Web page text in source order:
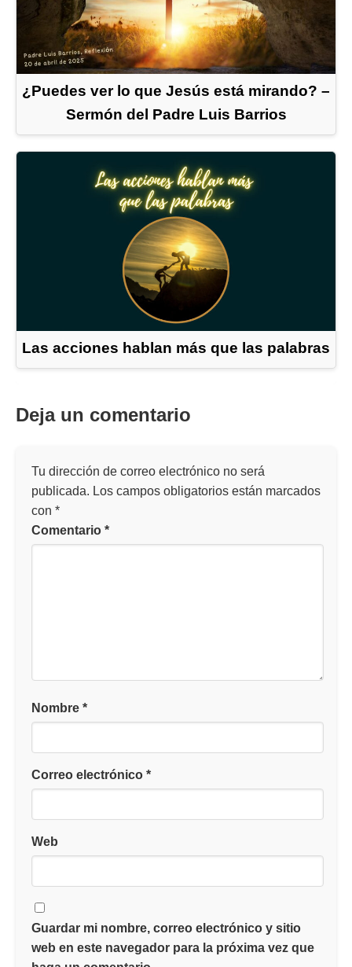
¿Puedes ver lo que Jesús está mirando? –
Sermón del Padre Luis Barrios
Las acciones hablan más que las palabras
Deja un comentario
Tu dirección de correo electrónico no será
publicada. Los campos obligatorios están marcados
con *
Comentario *
Nombre *
Correo electrónico *
Web
Guardar mi nombre, correo electrónico y sitio
web en este navegador para la próxima vez que